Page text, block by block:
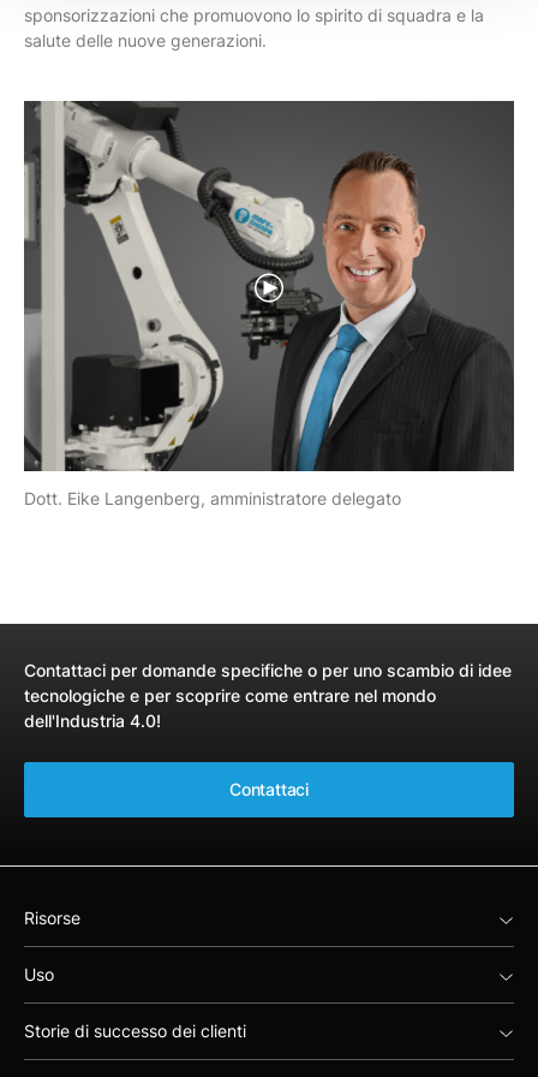
sponsorizzazioni che promuovono lo spirito di squadra e la
salute delle nuove generazioni.
Dott. Eike Langenberg, amministratore delegato
Contattaci per domande specifiche o per uno scambio di idee
tecnologiche e per scoprire come entrare nel mondo
dell'Industria 4.0!
Contattaci
Risorse
Uso
Storie di successo dei clienti